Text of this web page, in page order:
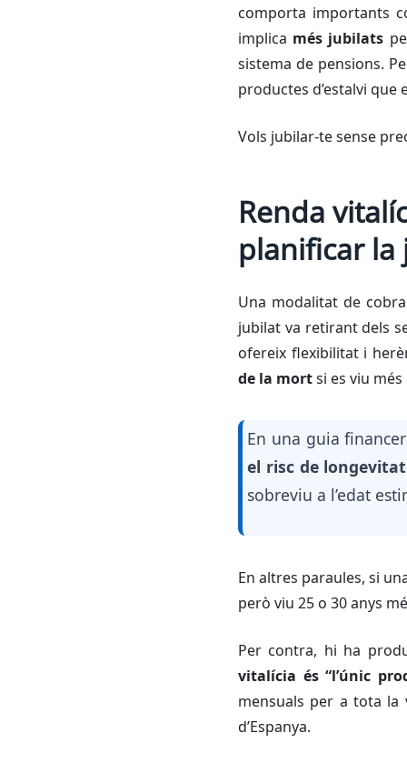
comporta importants
implica més jubilats
sistema de pensions.
productes d’estalvi que
Vols jubilar-te sense
Renda
planificar la
Una modalitat de
jubilat va retirant dels
ofereix flexibilitat i
de la mortsi es viu
En una guia
el risc de
sobreviu a l’edat
En altres paraules, si
però viu 25 o 30 anys
Per contra, hi ha
vitalícia és “l’únic
mensuals per a tota la
d’Espanya.